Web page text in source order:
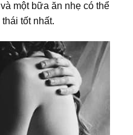
một bữa ăn nhẹ có thể
tốt nhất.